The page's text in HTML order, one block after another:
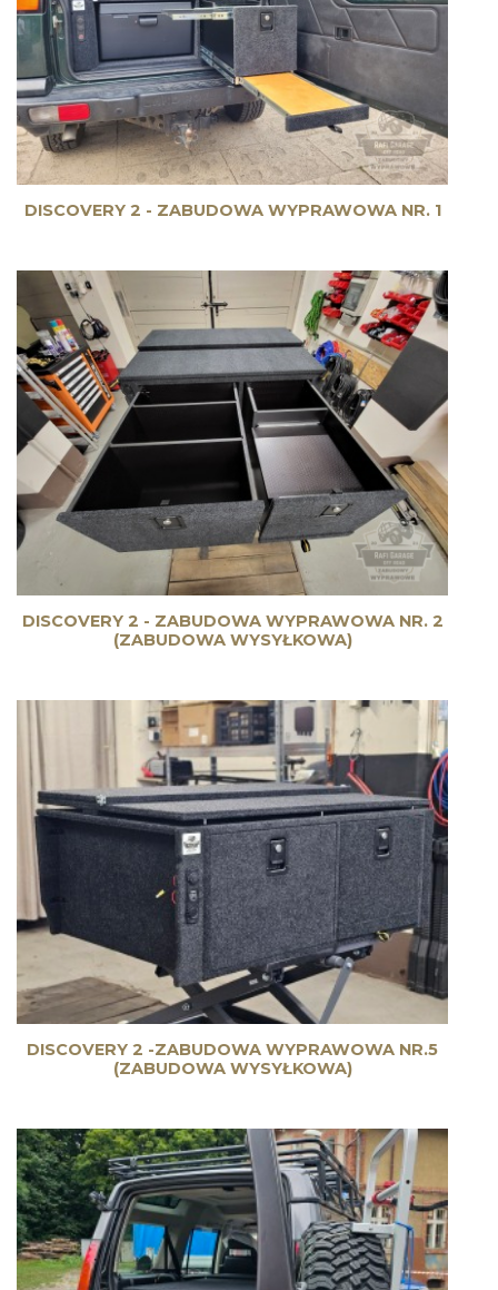
DISCOVERY 2 - ZABUDOWA WYPRAWOWA NR. 1
DISCOVERY 2 - ZABUDOWA WYPRAWOWA NR. 2
(ZABUDOWA WYSYŁKOWA)
DISCOVERY 2 -ZABUDOWA WYPRAWOWA NR.5
(ZABUDOWA WYSYŁKOWA)